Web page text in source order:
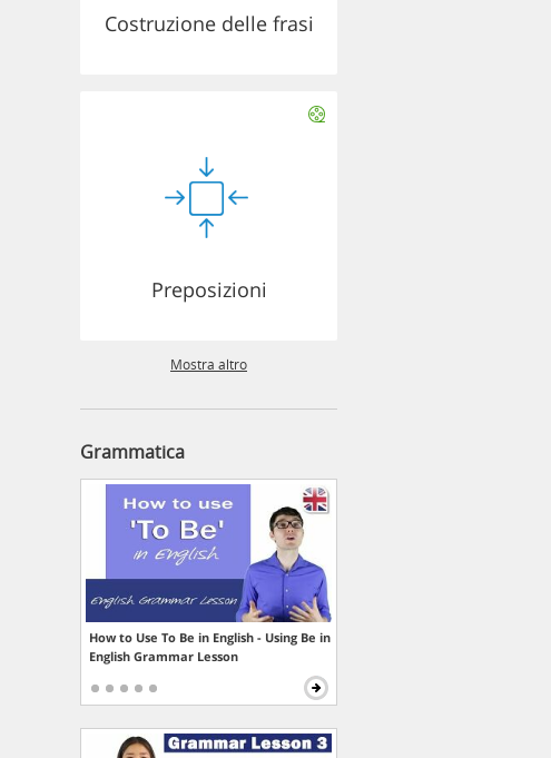
Costruzione delle frasi
Preposizioni
Mostra altro
Grammatica
How to Use To Be in English - Using Be in
English Grammar Lesson